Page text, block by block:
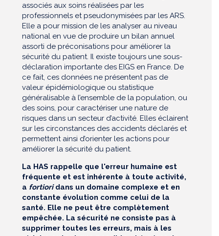
associés aux soins réalisées par les
professionnels et pseudonymisées par les ARS.
Elle a pour mission de les analyser au niveau
national en vue de produire un bilan annuel
assorti de préconisations pour améliorer la
sécurité du patient. Il existe toujours une sous-
déclaration importante des EIGS en France. De
ce fait, ces données ne présentent pas de
valeur épidémiologique ou statistique
généralisable à l’ensemble de la population, ou
des soins, pour caractériser une nature de
risques dans un secteur d’activité. Elles éclairent
sur les circonstances des accidents déclarés et
permettent ainsi d’orienter les actions pour
améliorer la sécurité du patient.
La HAS rappelle que l'erreur humaine est
fréquente et est inhérente à toute activité,
a fortioridans un domaine complexe et en
constante évolution comme celui de la
santé. Elle ne peut être complètement
empêchée. La sécurité ne consiste pas à
supprimer toutes les erreurs, mais à les